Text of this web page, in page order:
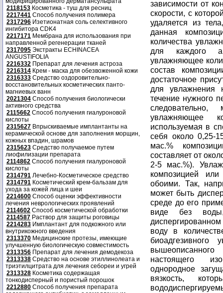
2118153 Косметика - туш для ресниц
2217441 Способ получения полимера
2317296 Изетионатная соль селективного
ингибитора CDK4
2217171 Мембрана для использования при
направленной регенерации тканей
2317095 Экстракты ECHINACEA
ANGUSTIFOLIA
2216332 Препарат для лечения астроза
2216314 Крем - маска для обезвоженной кожи
2316333 Средство оздоровительно-
восстановительных косметических панто-
магниевых ванн
2021304 Способ получения биологически
активного средства
2115662 Способ получения гиалуроновой
кислоты
2315627 Впрыскиваемые имплантанты на
керамической основе для заполнения морщин,
кожных впадин, шрамов
2315623 Средство получаемое путем
лиофилизации препарата
2114862 Способ получения гиалуроновой
кислоты
2314791 Лечебно-Косметическое средство
2314791 Косметический крем-бальзам для
ухода за кожей лица и шеи
2214600 Способ оценки эффективности
лечения неврологических проявлений
2114602 Способ косметической обработки
2114587 Раствор для защиты роговицы
2214283 Имплантант для подкожного или
внутрикожного введения
2313370 Медицинские протезы, имеющие
улучшенную биологическую совместимость
2313356 Препарат для лечения демодекоза
2313338 Средство на основе этиллинолеата и
триэтилцитрата для лечения себореи и угрей
2313328 Косметика содержащая
тонкодисперный и пористый порошок
2212880 Способ получения препарата
зависимости от
скорости, с
удаляется из
данная
количества
для каждого
увлажняющее
состав
достаточное
для увлажнения
течение нужного
увлажняющее
используемая в
себя около 0,25-
мас.%
составляет от
2-5 мас.%).
композицией
обоими. Так,
может быть
среде до его
виде без
воду в
настоящего
однородное
вязкость,